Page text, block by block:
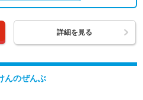
詳細を見る
んのぜんぶ